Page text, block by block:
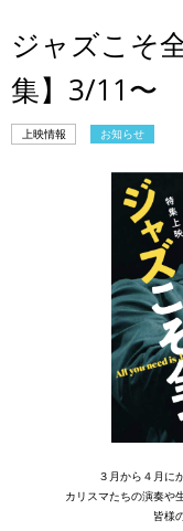
ジャズこそ
集】3/11〜
上映情報 お知らせ
３月から４月に
カリスマたちの演奏や
皆様